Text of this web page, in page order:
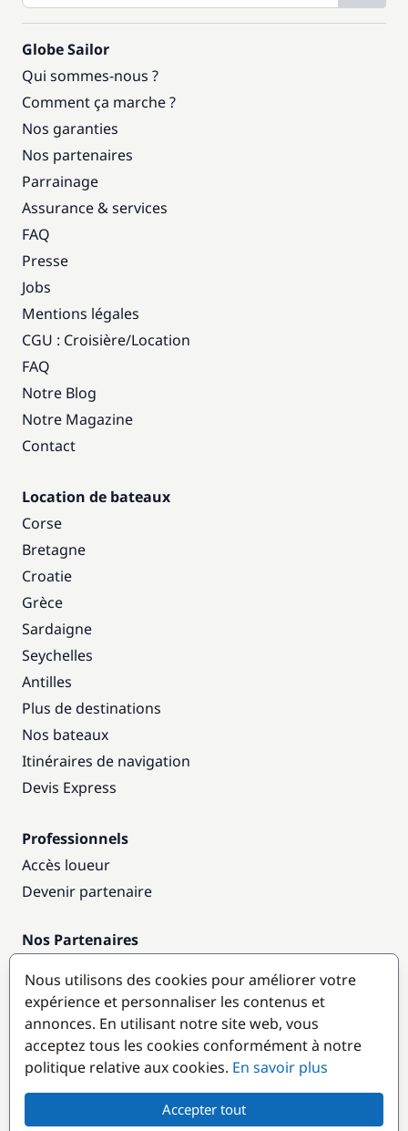
Globe Sailor
Qui sommes-nous ?
Comment ça marche ?
Nos garanties
Nos partenaires
Parrainage
Assurance & services
FAQ
Presse
Jobs
Mentions légales
CGU : Croisière/Location
FAQ
Notre Blog
Notre Magazine
Contact
Location de bateaux
Corse
Bretagne
Croatie
Grèce
Sardaigne
Seychelles
Antilles
Plus de destinations
Nos bateaux
Itinéraires de navigation
Devis Express
Professionnels
Accès loueur
Devenir partenaire
Nos Partenaires
Destinations populaires
Nous utilisons des cookies pour améliorer votre
expérience et personnaliser les contenus et
annonces. En utilisant notre site web, vous
acceptez tous les cookies conformément à notre
politique relative aux cookies. En savoir plus
Accepter tout